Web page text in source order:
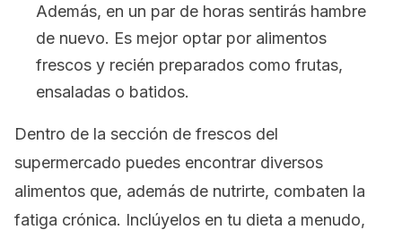
Además, en un par de horas sentirás hambre
de nuevo. Es mejor optar por alimentos
frescos y recién preparados como frutas,
ensaladas o batidos.
Dentro de la sección de frescos del
supermercado puedes encontrar diversos
alimentos que, además de nutrirte, combaten la
fatiga crónica. Inclúyelos en tu dieta a menudo,